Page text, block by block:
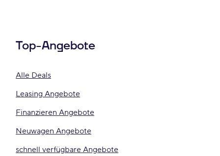
Top-Angebote
Alle Deals
Leasing Angebote
Finanzieren Angebote
Neuwagen Angebote
schnell verfügbare Angebote